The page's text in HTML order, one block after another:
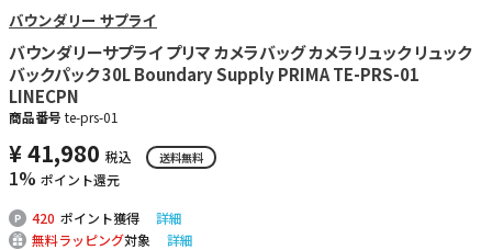
バウンダリー サプライ
バウンダリーサプライ プリマ カメラバッグ カメラリュック リュック
バックパック 30L Boundary Supply PRIMA TE-PRS-01
LINECPN
商品番号 te-prs-01
¥41,980 税込 送料無料
1% ポイント還元
420 ポイント獲得
詳細
無料ラッピング対象
詳細